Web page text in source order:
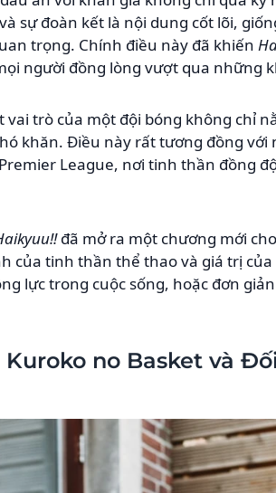
sự đoàn kết là nội dung cốt lõi,
trọng. Chính điều này đã khiến
người đồng lòng vượt qua những
trò của một đội bóng không chỉ
khăn. Điều này rất tương đồng
League, nơi tinh thần đồng
đã mở ra một chương mới
của tinh thần thể thao và giá trị
lực trong cuộc sống, hoặc đơn
Kuroko no Basket và